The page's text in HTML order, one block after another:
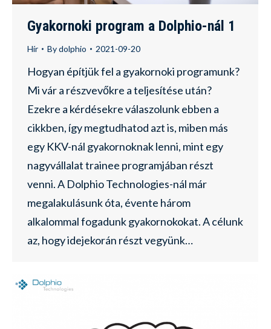
Gyakornoki program a Dolphio-nál 1
Hír Bydolphio 2021-09-20
Hogyan építjük fel a gyakornoki programunk?
Mi vár a részvevőkre a teljesítése után?
Ezekre a kérdésekre válaszolunk ebben a
cikkben, így megtudhatod azt is, miben más
egy KKV-nál gyakornoknak lenni, mint egy
nagyvállalat trainee programjában részt
venni. A Dolphio Technologies-nál már
megalakulásunk óta, évente három
alkalommal fogadunk gyakornokokat. A célunk
az, hogy idejekorán részt vegyünk…